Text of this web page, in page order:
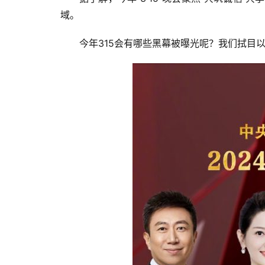
域。
今年315会有哪些黑幕被曝光呢？我们拭目